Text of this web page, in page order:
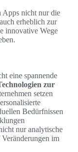
Apps nicht nur die
erheblich zur
innovative Wege
eine spannende
zur
setzen
Bedürfnissen
nur analytische
im